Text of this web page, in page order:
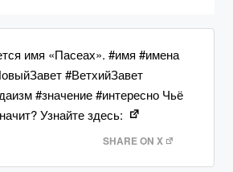
имя «Пасеах». #имя #имена
#ВетхийЗавет
#значение #интересно Чьё
Узнайте здесь:
SHARE ON X